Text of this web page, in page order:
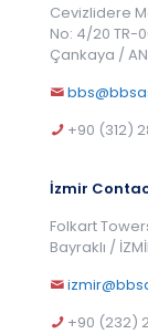
Cevizlidere
No: 4/20 TR-
Çankaya /
+90 (312)
İzmir
Folkart
Bayraklı /
+90 (232)